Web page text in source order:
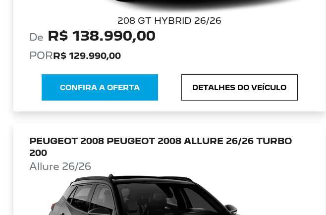
208 GT HYBRID 26/26
De R$ 138.990,00
PORR$ 129.990,00
CONFIRA A OFERTA DETALHES DO VEÍCULO
PEUGEOT 2008 PEUGEOT 2008 ALLURE 26/26 TURBO
200
Allure 26/26